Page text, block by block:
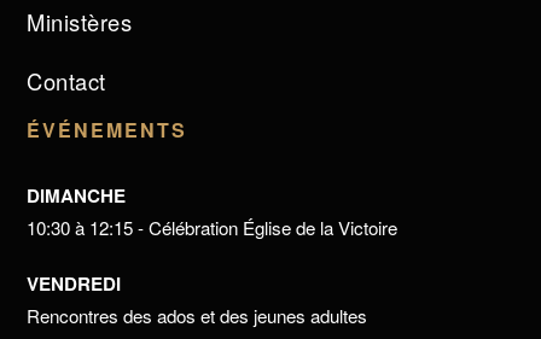
Ministères
Contact
ÉVÉNEMENTS
DIMANCHE
10:30 à 12:15 - Célébration Église de la Victoire
VENDREDI
Rencontres des ados et des jeunes adultes